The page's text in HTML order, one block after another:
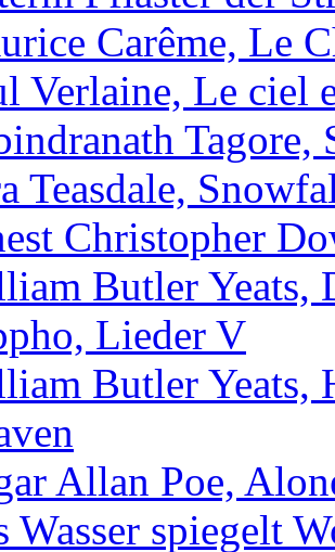
Carême, Le
Verlaine, Le ciel
Teasdale,
Christopher
Butler Yeats,
Lieder V
Butler Yeats,
Allan Poe,
Wasser spiegelt